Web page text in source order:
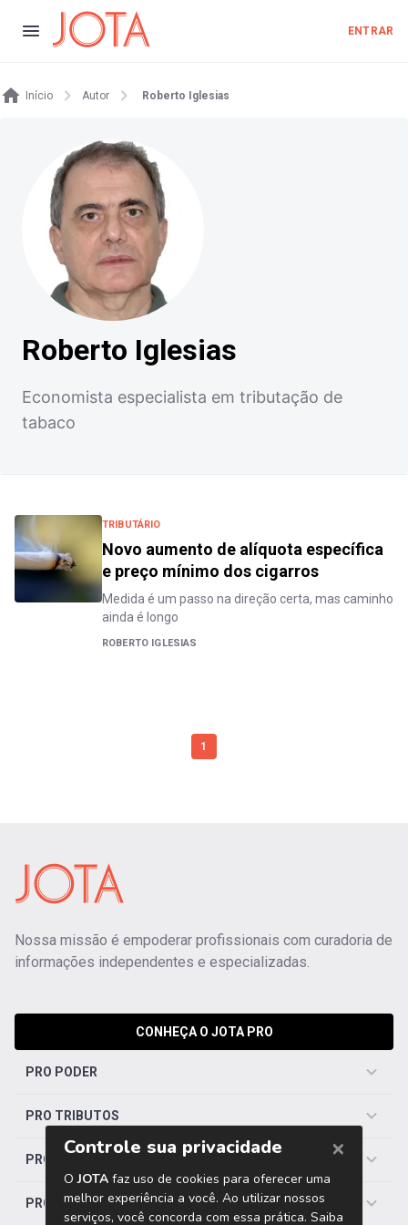
ENTRAR
Início Autor Roberto Iglesias
Roberto Iglesias
Economista especialista em tributação de
tabaco
TRIBUTÁRIO
Novo aumento de alíquota específica
e preço mínimo dos cigarros
Medida é um passo na direção certa, mas caminho
ainda é longo
ROBERTO IGLESIAS
1
Nossa missão é empoderar profissionais com curadoria de
informações independentes e especializadas.
CONHEÇA O JOTA PRO
PRO PODER
PRO TRIBUTOS
PRO TRABALHISTA
PRO SAÚDE